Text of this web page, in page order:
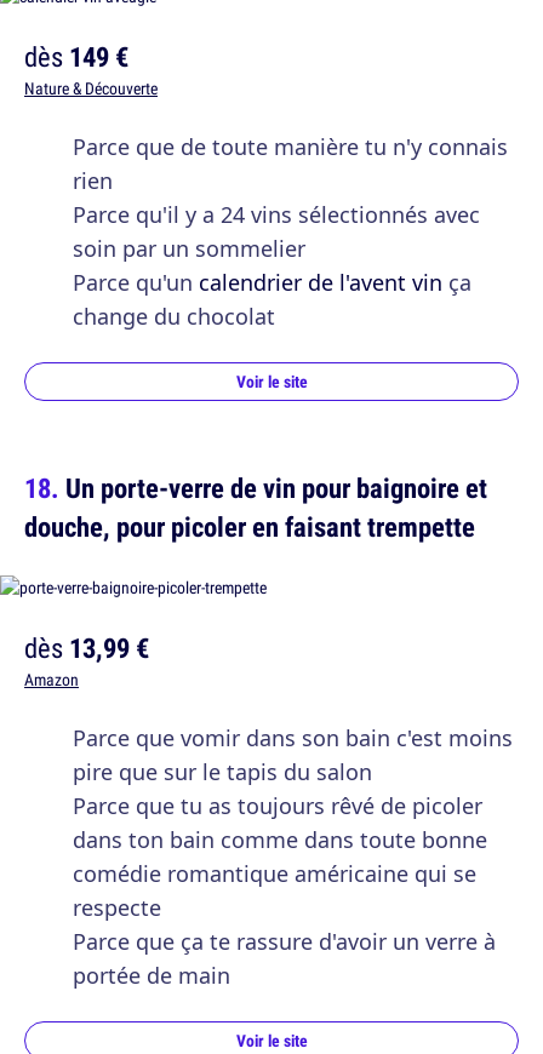
dès149 €
Nature & Découverte
Parce que de toute manière tu n'y connais
rien
Parce qu'il y a 24 vins sélectionnés avec
soin par un sommelier
Parce qu'un calendrier de l'avent vin ça
change du chocolat
Voir le site
Un porte-verre de vin pour baignoire et
douche, pour picoler en faisant trempette
dès13,99 €
Amazon
Parce que vomir dans son bain c'est moins
pire que sur le tapis du salon
Parce que tu as toujours rêvé de picoler
dans ton bain comme dans toute bonne
comédie romantique américaine qui se
respecte
Parce que ça te rassure d'avoir un verre à
portée de main
Voir le site